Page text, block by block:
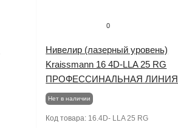
0
Нивелир (лазерный уровень)
Kraissmann 16 4D-LLA 25 RG
ПРОФЕССИНАЛЬНАЯ ЛИНИЯ
Нет в наличии
Код товара: 16.4D- LLA 25 RG